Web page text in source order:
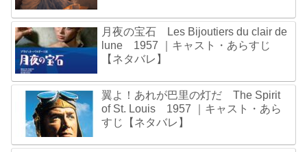
月夜の宝石 Les Bijoutiers du clair de
lune 1957 ｜キャスト・あらすじ
【ネタバレ】
翼よ！あれが巴里の灯だ The Spirit
of St. Louis 1957 ｜キャスト・あら
すじ【ネタバレ】